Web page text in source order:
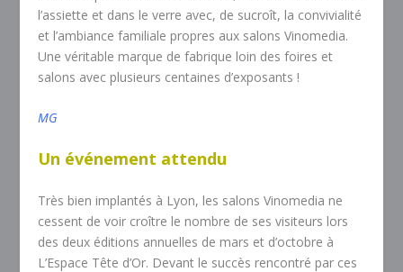
l’assiette et dans le verre avec, de sucroît, la convivialité
et l’ambiance familiale propres aux salons Vinomedia.
Une véritable marque de fabrique loin des foires et
salons avec plusieurs centaines d’exposants !
MG
Un événement attendu
Très bien implantés à Lyon, les salons Vinomedia ne
cessent de voir croître le nombre de ses visiteurs lors
des deux éditions annuelles de mars et d’octobre à
L’Espace Tête d’Or. Devant le succès rencontré par ces